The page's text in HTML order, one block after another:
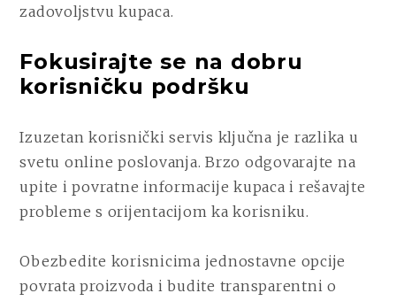
zadovoljstvu kupaca.
Fokusirajte se na dobru
korisničku podršku
Izuzetan korisnički servis ključna je razlika u
svetu online poslovanja. Brzo odgovarajte na
upite i povratne informacije kupaca i rešavajte
probleme s orijentacijom ka korisniku.
Obezbedite korisnicima jednostavne opcije
povrata proizvoda i budite transparentni o